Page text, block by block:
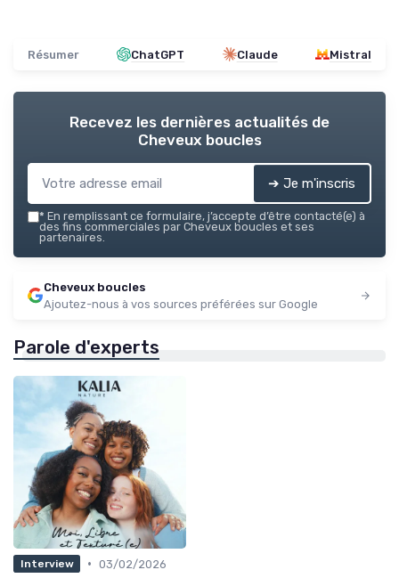
Résumer ChatGPT Claude Mistral
Recevez les dernières actualités de
Cheveux boucles
➔ Je m'inscris
* En remplissant ce formulaire, j’accepte d’être contacté(e) à
des fins commerciales par Cheveux boucles et ses
partenaires.
Cheveux boucles
Ajoutez-nous à vos sources préférées sur Google
Parole d'experts
Interview • 03/02/2026